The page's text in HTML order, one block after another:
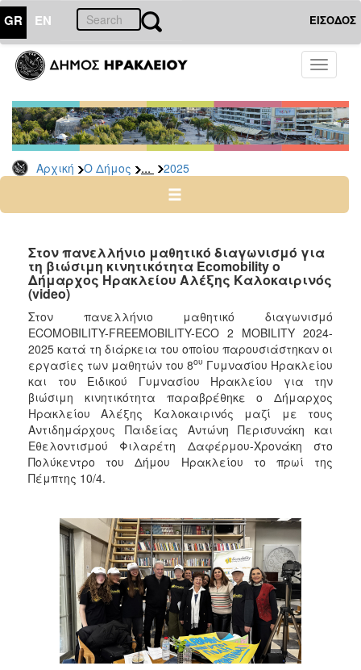
GR EN ΕΙΣΟΔΟΣ
Toggle
Αρχική Ο Δήμος ... 2025
ΔΗΜΟΣ
Δελτία
Τύπου
Αρχείο
2026
2024
2022
2021
2020
2019
2018
2017
2016
2015
2013
2012
2010
2006
Στον πανελλήνιο μαθητικό διαγωνισμό για
τη βιώσιμη κινητικότητα Ecomobility ο
Δήμαρχος Ηρακλείου Αλέξης Καλοκαιρινός
(video)
Στον πανελλήνιο μαθητικό διαγωνισμό
ECOMOBILITY-FREEMOBILITY-ECO 2 MOBILITY 2024-
2025 κατά τη διάρκεια του οποίου παρουσιάστηκαν οι
εργασίες των μαθητών του 8ου Γυμνασίου Ηρακλείου
και του Ειδικού Γυμνασίου Ηρακλείου για την
βιώσιμη κινητικότητα παραβρέθηκε ο Δήμαρχος
Ηρακλείου Αλέξης Καλοκαιρινός μαζί με τους
Αντιδημάρχους Παιδείας Αντώνη Περισυνάκη και
Εθελοντισμού Φιλαρέτη Δαφέρμου-Χρονάκη στο
Πολύκεντρο του Δήμου Ηρακλείου το πρωί της
Πέμπτης 10/4.